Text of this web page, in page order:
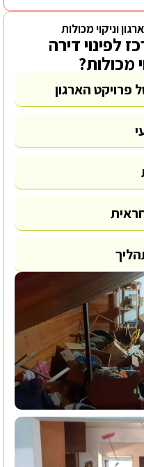
וניקוי מכולות
לפינוי דירה
מכולות?
פרויקט הארגון